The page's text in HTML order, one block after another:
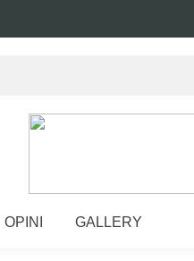
OPINI GALLERY